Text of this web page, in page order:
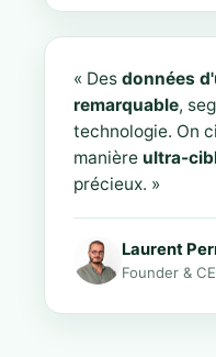
« Des données
remarquable,
technologie. On
manière ultra-
précieux. »
Laurent
Founder &